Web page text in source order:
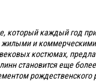
который каждый год
жилыми и
костюмах,
становится еще
рождественского